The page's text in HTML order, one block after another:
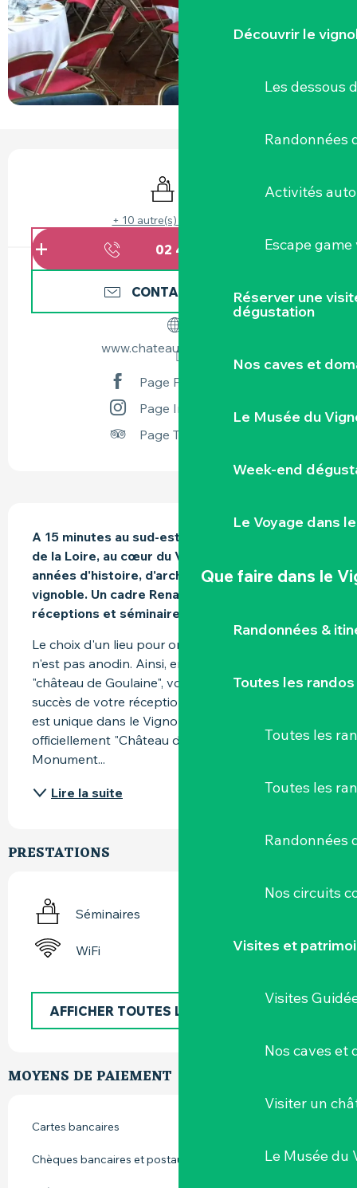
Découvrir le
Les dessous
Randonnées
Activités
Escape
Réserver une
dégustation
Nos caves et
Le Musée du
Week-end
Le Voyage dans
Que faire dans le
Randonnées &
Toutes les randos
Toutes les
Toutes les
Randonnées
Nos circuits
Visites et
Visites
Nos caves et
Visiter un
Le Musée du
Séminaires
+ 10 autre(s) prestation(s)
02 40 54 91
CONTACTEZ-NOUS
www.chateaudegoulaine.fr
Page Facebook
Page Instagram
Page Tripadvisor
A 15 minutes au sud-est de Nantes, un château
de la Loire, au cœur du Vignoble Nantais. Mille
années d'histoire, d'architecture et de
vignoble. Un cadre Renaissance pour vos
réceptions et séminaires
Le choix d'un lieu pour organiser un événement
n'est pas anodin. Ainsi, en faisant le choix du
"château de Goulaine", vous avez la garantie du
succès de votre réception. Le cadre du château
est unique dans le Vignoble de Nantes, reconnu
officiellement "Château de la Loire" et classé
Monument...
Lire la suite
PRESTATIONS
Séminaires
WiFi
AFFICHER TOUTES LES PRESTATIONS
MOYENS DE PAIEMENT
Cartes bancaires
Chèques bancaires et postaux